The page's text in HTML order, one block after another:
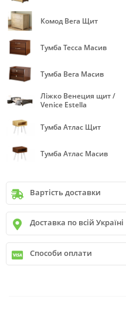
Комод Вега Щит
Тумба Тесса Масив
Тумба Вега Масив
Ліжко Венеция щит /
Venice Estella
Тумба Атлас Щит
Тумба Атлас Масив
Вартість доставки
Київдо9999 грн. -400 грн.
Київвід9999 грн -
Київ передмістя +30 грн\км
Доставка по всій Україні
✓Нова пошта
✓Делівері
✓Автолюкс
Способи оплати